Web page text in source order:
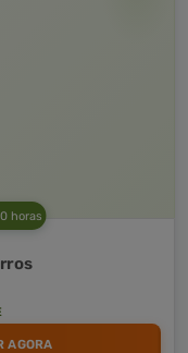
horas
AGORA